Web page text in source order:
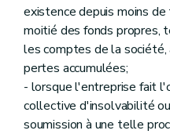
existence depuis moins
moitié des fonds propres,
les comptes de la société,
pertes accumulées;
- lorsque l'entreprise fait
collective d'insolvabilité
soumission à une telle